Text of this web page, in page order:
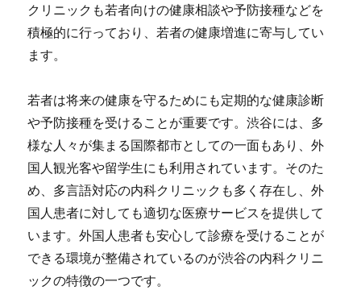
クリニックも若者向けの健康相談や予防接種などを
積極的に行っており、若者の健康増進に寄与してい
ます。
若者は将来の健康を守るためにも定期的な健康診断
や予防接種を受けることが重要です。渋谷には、多
様な人々が集まる国際都市としての一面もあり、外
国人観光客や留学生にも利用されています。そのた
め、多言語対応の内科クリニックも多く存在し、外
国人患者に対しても適切な医療サービスを提供して
います。外国人患者も安心して診療を受けることが
できる環境が整備されているのが渋谷の内科クリニ
ックの特徴の一つです。